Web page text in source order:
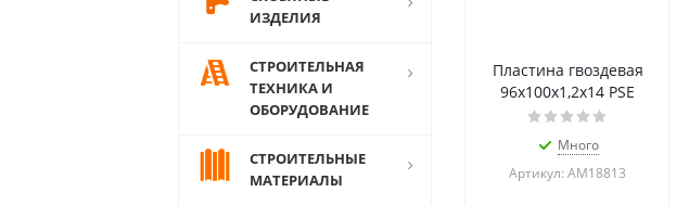
Пластина гвоздевая
96х100х1,2х14 PSE
Много
Артикул: АМ18813
ИЗДЕЛИЯ
СТРОИТЕЛЬНАЯ
ТЕХНИКА И
ОБОРУДОВАНИЕ
СТРОИТЕЛЬНЫЕ
МАТЕРИАЛЫ